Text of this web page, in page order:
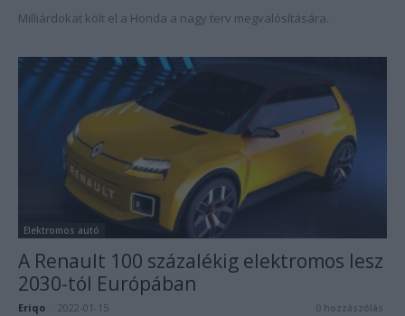
Milliárdokat költ el a Honda a nagy terv megvalósítására.
Elektromos autó
A Renault 100 százalékig elektromos lesz
2030-tól Európában
Eriqo 2022-01-15 0 hozzászólás